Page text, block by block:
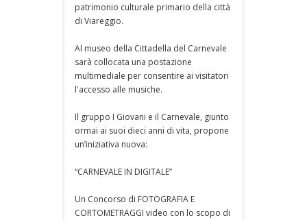
patrimonio culturale primario della città
di Viareggio.
Al museo della Cittadella del Carnevale
sarà collocata una postazione
multimediale per consentire ai visitatori
l'accesso alle musiche.
Il gruppo I Giovani e il Carnevale, giunto
ormai ai suoi dieci anni di vita, propone
un’iniziativa nuova:
“CARNEVALE IN DIGITALE”
Un Concorso di FOTOGRAFIA E
CORTOMETRAGGI video con lo scopo di